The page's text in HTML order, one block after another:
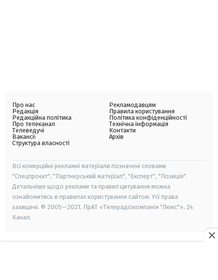
Про нас
Редакція
Редакційна політика
Про телеканал
Телеведучі
Вакансії
Структура власності
Рекламодавцям
Правила користування
Політика конфіденційності
Технічна інформація
Контакти
Архів
Всі комерційні рекламні матеріали позначені словами
"Спецпроєкт", "Партнерський матеріал", "Експерт", "Позиція".
Детальніше щодо реклами та правил цитування можна
ознайомитись в правилах користування сайтом. Усі права
захищені. © 2005—2021, ПрАТ «Телерадіокомпанія "Люкс"», 24
Канал.